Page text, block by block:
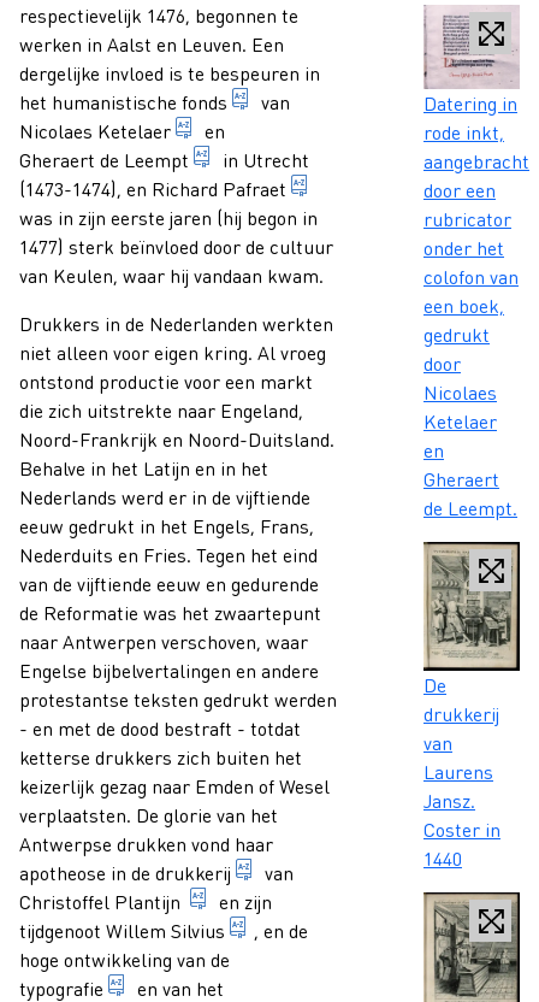
respectievelijk 1476, begonnen te
werken in Aalst en Leuven. Een
dergelijke invloed is te bespeuren in
het humanistische fonds geheel van alle titels die door
van
Nicolaes Ketelaer
Ketelaer, Nycolaus adres: Utrecht
en
Gheraert de Leempt
Leempt, Gherardus de adres:
in Utrecht
(1473-1474), en Richard Pafraet
Pafraet, Richard (I)
was in zijn eerste jaren (hij begon in
1477) sterk beïnvloed door de cultuur
van Keulen, waar hij vandaan kwam.
Drukkers in de Nederlanden werkten
niet alleen voor eigen kring. Al vroeg
ontstond productie voor een markt
die zich uitstrekte naar Engeland,
Noord-Frankrijk en Noord-Duitsland.
Behalve in het Latijn en in het
Nederlands werd er in de vijftiende
eeuw gedrukt in het Engels, Frans,
Nederduits en Fries. Tegen het eind
van de vijftiende eeuw en gedurende
de Reformatie was het zwaartepunt
naar Antwerpen verschoven, waar
Engelse bijbelvertalingen en andere
protestantse teksten gedrukt werden
- en met de dood bestraft - totdat
ketterse drukkers zich buiten het
keizerlijk gezag naar Emden of Wesel
verplaatsten. De glorie van het
Antwerpse drukken vond haar
apotheose in de drukkerij inrichting of bedrijf waar
van
Christoffel Plantijn
Plantijn, Christoffel adres: Antwerpen
en zijn
tijdgenoot Willem Silvius Silvius, Willem Naam:
, en de
hoge ontwikkeling van de
typografie
1. typografische vormgeving. 2. het maken
en van het
Caption
Datering in
rode inkt,
aangebracht
door een
rubricator
onder het
colofon van
een boek,
gedrukt
door
Nicolaes
Ketelaer
en
Gheraert
de Leempt.
Caption
De
drukkerij
van
Laurens
Jansz.
Coster in
1440